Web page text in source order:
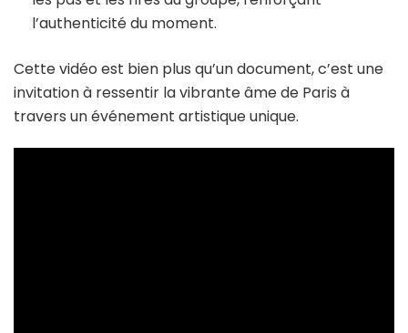
l’authenticité du moment.
Cette vidéo est bien plus qu’un document, c’est une
invitation à ressentir la vibrante âme de Paris à
travers un événement artistique unique.